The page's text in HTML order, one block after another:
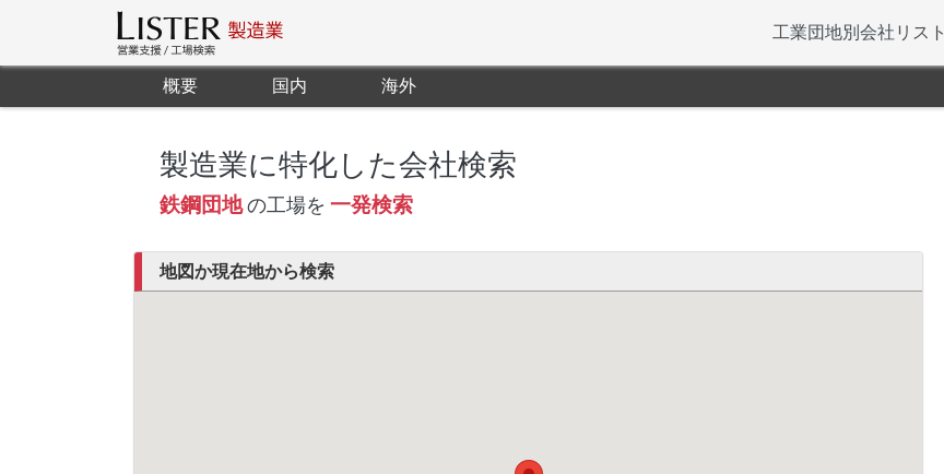
工業団地別会社リスト
概要 国内 海外
製造業に特化した会社検索
鉄鋼団地 の工場を 一発検索
地図か現在地から検索